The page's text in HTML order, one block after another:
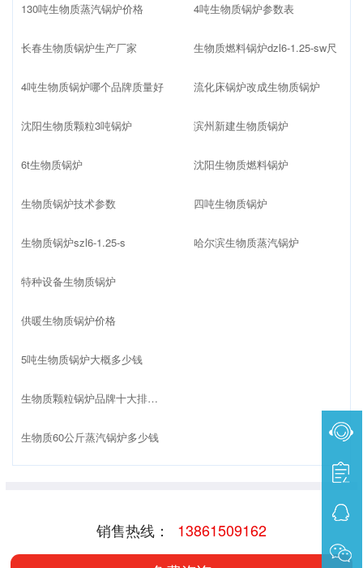
130吨生物质蒸汽锅炉价格
长春生物质锅炉生产厂家
4吨生物质锅炉哪个品牌质量好
沈阳生物质颗粒3吨锅炉
6t生物质锅炉
生物质锅炉技术参数
4吨生物质锅炉参数表
生物质燃料锅炉dzl6-1.25-sw尺
流化床锅炉改成生物质锅炉
滨州新建生物质锅炉
沈阳生物质燃料锅炉
四吨生物质锅炉
生物质锅炉szl6-1.25-s
特种设备生物质锅炉
供暖生物质锅炉价格
5吨生物质锅炉大概多少钱
生物质颗粒锅炉品牌十大排名榜
生物质60公斤蒸汽锅炉多少钱
哈尔滨生物质蒸汽锅炉
销售热线： 13861509162